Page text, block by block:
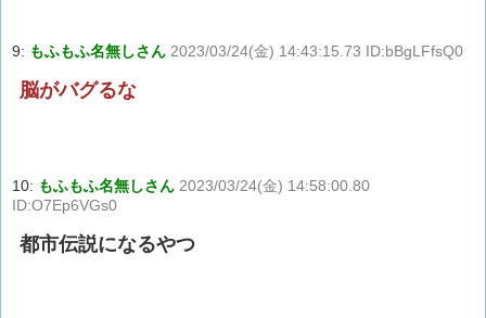
9: もふもふ名無しさん 2023/03/24(金) 14:43:15.73 ID:bBgLFfsQ0
脳がバグるな
10: もふもふ名無しさん 2023/03/24(金) 14:58:00.80
ID:O7Ep6VGs0
都市伝説になるやつ